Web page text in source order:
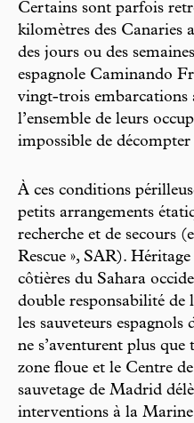
Certains sont parfois
kilomètres des Canaries
des jours ou des
espagnole Caminando
vingt-trois embarcations
l’ensemble de leurs
impossible de décompter
À ces conditions
petits arrangements
recherche et de secours
Rescue », SAR).
côtières du Sahara
double responsabilité de
les sauveteurs
ne s’aventurent plus que
zone floue et le Centre
sauvetage de Madrid
interventions à la